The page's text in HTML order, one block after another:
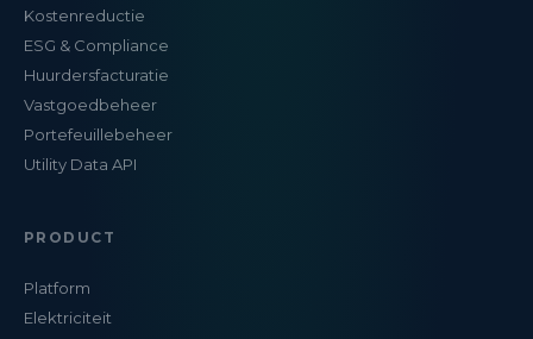
Kostenreductie
ESG & Compliance
Huurdersfacturatie
Vastgoedbeheer
Portefeuillebeheer
Utility Data API
PRODUCT
Platform
Elektriciteit